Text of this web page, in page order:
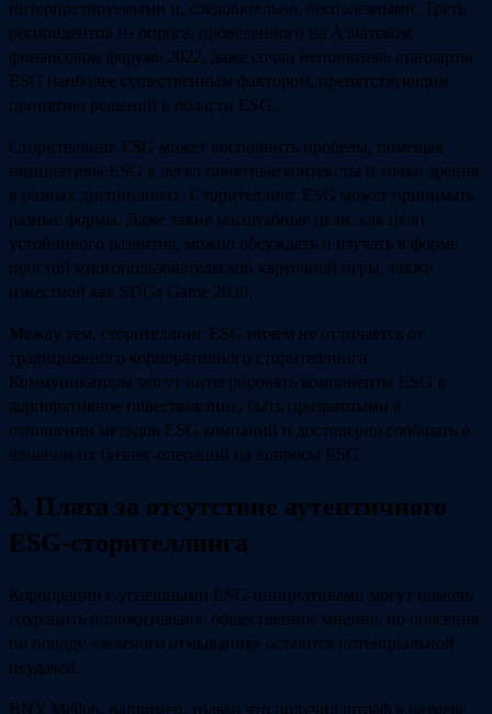
интерпретируемыми и, следовательно, бесполезными. Треть
респондентов из опроса, проведенного на Азиатском
финансовом форуме 2022, даже сочли непонятные стандарты
ESG наиболее существенным фактором, препятствующим
принятию решений в области ESG.
Сторителлинг ESG может восполнить пробелы, помещая
инициативы ESG в легко понятные контексты и точки зрения
в разных дисциплинах. Сторителлинг ESG может принимать
разные формы. Даже такие масштабные цели, как цели
устойчивого развития, можно обсуждать и изучать в форме
простой многопользовательской карточной игры, также
известной как SDGs Game 2030.
Между тем, сторителлинг ESG ничем не отличается от
традиционного корпоративного сторителлинга.
Коммуникаторы могут интегрировать компоненты ESG в
корпоративное повествование, быть прозрачными в
отношении методов ESG компаний и достоверно сообщать о
влиянии их бизнес-операций на вопросы ESG.
3. Плата за отсутствие аутентичного
ESG-сторителлинга
Корпорации с успешными ESG-инициативами могут помочь
сохранить положительное общественное мнение, но опасения
по поводу «зеленого отмывания» остаются потенциальной
неудачей.
BNY Mellon, например, только что получил штраф в размере